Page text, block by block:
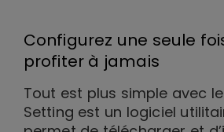
Configurez une seule
profiter à jamais
Tout est plus simple avec
Setting est un logiciel